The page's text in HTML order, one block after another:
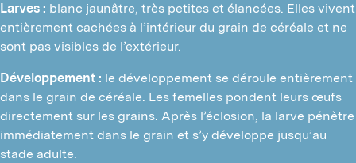
Larves : blanc jaunâtre, très petites et élancées. Elles vivent
entièrement cachées à l’intérieur du grain de céréale et ne
sont pas visibles de l’extérieur.
Développement : le développement se déroule entièrement
dans le grain de céréale. Les femelles pondent leurs œufs
directement sur les grains. Après l’éclosion, la larve pénètre
immédiatement dans le grain et s’y développe jusqu’au
stade adulte.